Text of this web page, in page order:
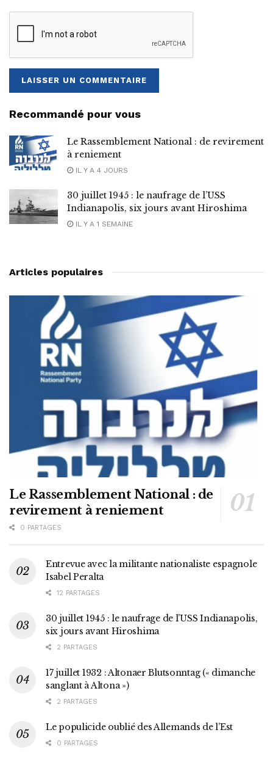
Recommandé pour vous
Le Rassemblement National : de revirement
à reniement
IL Y A 4 JOURS
30 juillet 1945 : le naufrage de l’USS
Indianapolis, six jours avant Hiroshima
IL Y A 1 SEMAINE
Articles populaires
Le Rassemblement National : de
revirement à reniement
0 PARTAGES
Entrevue avec la militante nationaliste espagnole
Isabel Peralta
12 PARTAGES
30 juillet 1945 : le naufrage de l’USS Indianapolis,
six jours avant Hiroshima
2 PARTAGES
17 juillet 1932 : Altonaer Blutsonntag (« dimanche
sanglant à Altona »)
2 PARTAGES
Le populicide oublié des Allemands de l’Est
0 PARTAGES